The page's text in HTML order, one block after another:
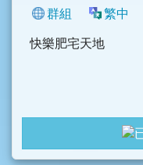
群組 繁中
快樂肥宅天地